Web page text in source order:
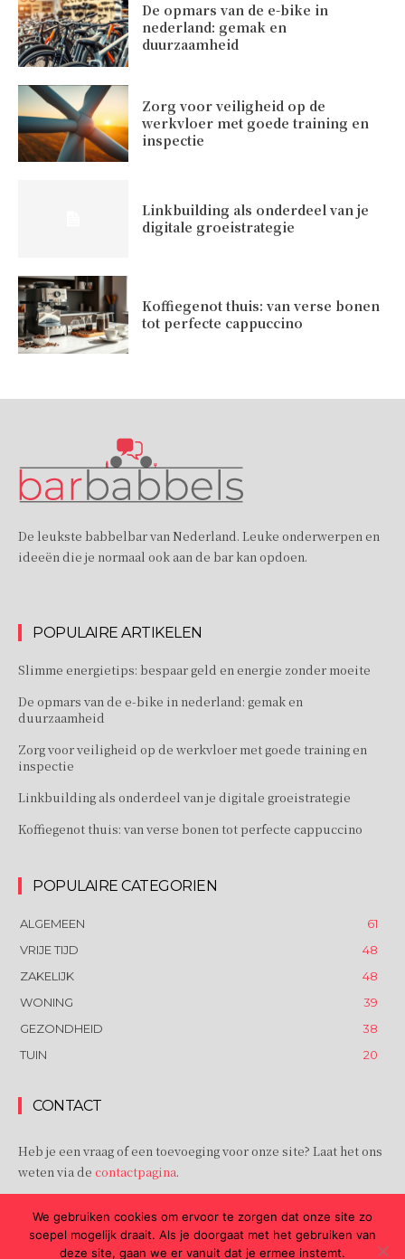
De opmars van de e-bike in
nederland: gemak en
duurzaamheid
Zorg voor veiligheid op de
werkvloer met goede training en
inspectie
Linkbuilding als onderdeel van je
digitale groeistrategie
Koffiegenot thuis: van verse bonen
tot perfecte cappuccino
De leukste babbelbar van Nederland. Leuke onderwerpen en
ideeën die je normaal ook aan de bar kan opdoen.
POPULAIRE ARTIKELEN
Slimme energietips: bespaar geld en energie zonder moeite
De opmars van de e-bike in nederland: gemak en
duurzaamheid
Zorg voor veiligheid op de werkvloer met goede training en
inspectie
Linkbuilding als onderdeel van je digitale groeistrategie
Koffiegenot thuis: van verse bonen tot perfecte cappuccino
POPULAIRE CATEGORIEN
ALGEMEEN
61
VRIJE TIJD
48
ZAKELIJK
48
WONING
39
GEZONDHEID
38
TUIN
20
CONTACT
Heb je een vraag of een toevoeging voor onze site? Laat het ons
weten via de contactpagina.
Barbabbel.nl | © 2021 | All rights reserved.cursus Frans in
Amersfoort
We gebruiken cookies om ervoor te zorgen dat onze site zo
soepel mogelijk draait. Als je doorgaat met het gebruiken van
deze site, gaan we er vanuit dat je ermee instemt.